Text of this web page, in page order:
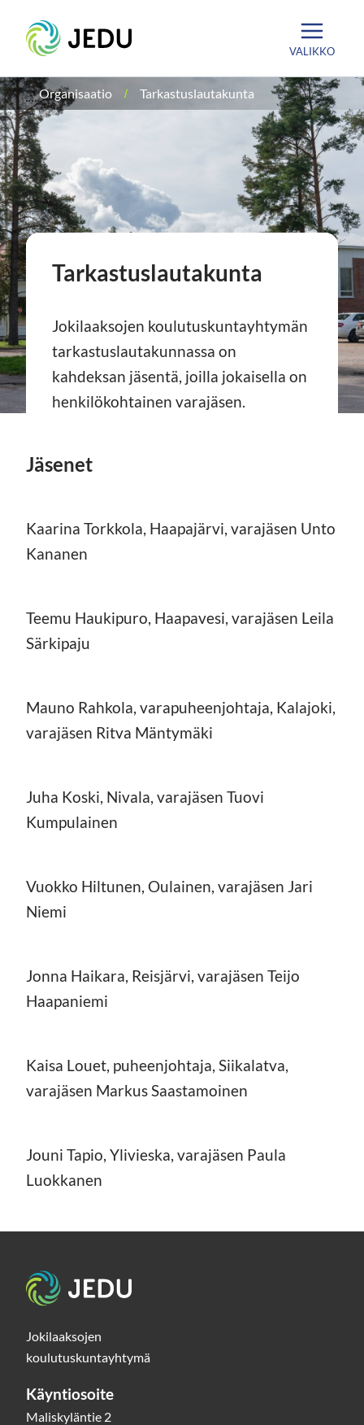
sisältöön
Etusivu
VALIKKO
Organisaatio Tarkastuslautakunta
Tarkastuslautakunta
Jokilaaksojen koulutuskuntayhtymän
tarkastuslautakunnassa on
kahdeksan jäsentä, joilla jokaisella on
henkilökohtainen varajäsen.
Jäsenet
Kaarina Torkkola, Haapajärvi, varajäsen Unto
Kananen
Teemu Haukipuro, Haapavesi, varajäsen Leila
Särkipaju
Mauno Rahkola, varapuheenjohtaja, Kalajoki,
varajäsen Ritva Mäntymäki
Juha Koski, Nivala, varajäsen Tuovi
Kumpulainen
Vuokko Hiltunen, Oulainen, varajäsen Jari
Niemi
Jonna Haikara, Reisjärvi, varajäsen Teijo
Haapaniemi
Kaisa Louet, puheenjohtaja, Siikalatva,
varajäsen Markus Saastamoinen
Jouni Tapio, Ylivieska, varajäsen Paula
Luokkanen
Etusivu
Jokilaaksojen
koulutuskuntayhtymä
Käyntiosoite
Maliskyläntie 2